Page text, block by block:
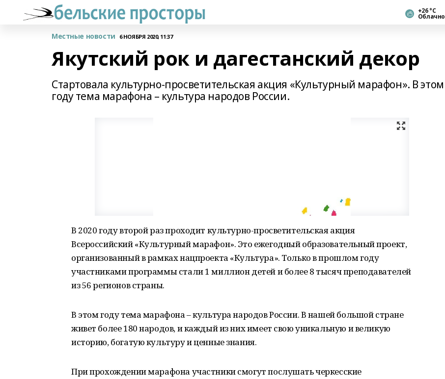
+26 °С
Облачно
Местные новости 6 НОЯБРЯ 2020, 11:37
Якутский рок и дагестанский декор
Стартовала культурно-просветительская акция «Культурный марафон». В этом
году тема марафона – культура народов России.
В 2020 году второй раз проходит культурно-просветительская акция
Всероссийский «Культурный марафон». Это ежегодный образовательный проект,
организованный в рамках нацпроекта «Культура». Только в прошлом году
участниками программы стали 1 миллион детей и более 8 тысяч преподавателей
из 56 регионов страны.
В этом году тема марафона – культура народов России. В нашей большой стране
живет более 180 народов, и каждый из них имеет свою уникальную и великую
историю, богатую культуру и ценные знания.
При прохождении марафона участники смогут послушать черкесские